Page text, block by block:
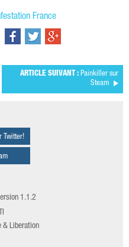
France
ARTICLE SUIVANT : Painkiller sur
Steam
Twitter!
1.1.2
& Liberation